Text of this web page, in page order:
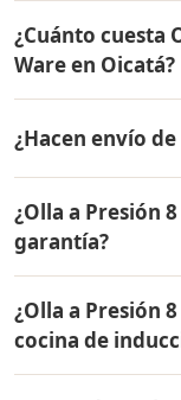
¿Cuánto cuesta
Ware en Oicatá?
mismo en todo
para conocer el
y facilidades de
¿Hacen envío
Ware a Oicatá,
contra entrega.
¿Olla a Presión
garantía?
por vida contra
productos Rena
inoxidable
¿Olla a Presión
cocina de